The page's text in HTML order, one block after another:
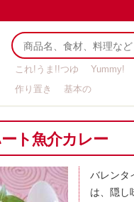
これ!うま!!つゆ Yummy!
作り置き
基本の
ト魚介カレー
バレンタ
は、隠し